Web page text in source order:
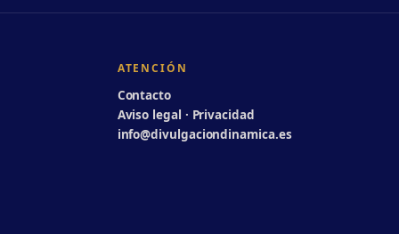
ATENCIÓN
Contacto
Aviso legal · Privacidad
info@divulgaciondinamica.es